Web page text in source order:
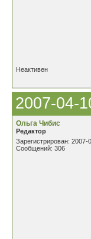
Неактивен
2007-04-
Ольга Чибис
Редактор
Зарегистрирован: 2007-
Сообщений: 306